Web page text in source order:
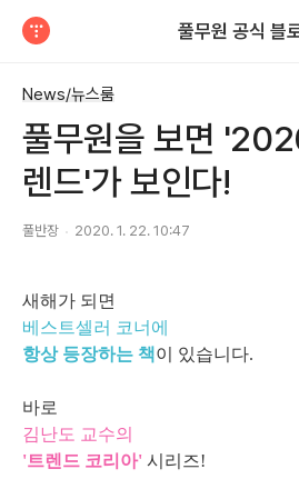
풀무원 공식 블
News/뉴스룸
풀무원을 보면
렌드'가 보인다!
풀반장 2020. 1. 22. 10:47
새해 가 되면
베스트셀러 코너에
항상 등장하는 책이 있습니다.
바로
김난도 교수의
'트렌드 코리아' 시리즈!